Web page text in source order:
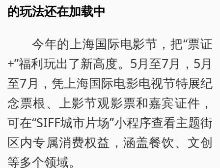
的玩法还在加载中
今年的上海国际电影节，把“票证
+”福利玩出了新高度。5月至7月，5月
至7月，凭上海国际电影电视节特展纪
念票根、上影节观影票和嘉宾证件，
可在“SIFF城市片场”小程序查看主题街
区内专属消费权益，涵盖餐饮、文创
等多个领域。